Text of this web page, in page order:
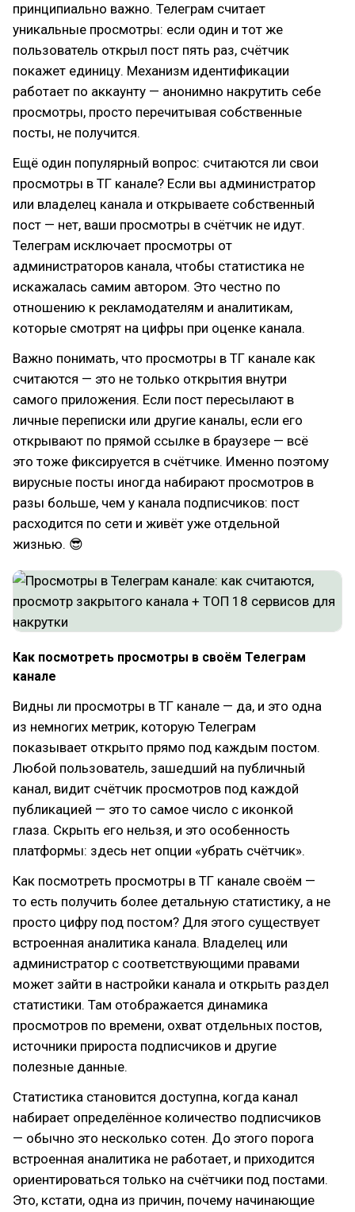
принципиально важно. Телеграм считает
уникальные просмотры: если один и тот же
пользователь открыл пост пять раз, счётчик
покажет единицу. Механизм идентификации
работает по аккаунту — анонимно накрутить себе
просмотры, просто перечитывая собственные
посты, не получится.
Ещё один популярный вопрос: считаются ли свои
просмотры в ТГ канале? Если вы администратор
или владелец канала и открываете собственный
пост — нет, ваши просмотры в счётчик не идут.
Телеграм исключает просмотры от
администраторов канала, чтобы статистика не
искажалась самим автором. Это честно по
отношению к рекламодателям и аналитикам,
которые смотрят на цифры при оценке канала.
Важно понимать, что просмотры в ТГ канале как
считаются — это не только открытия внутри
самого приложения. Если пост пересылают в
личные переписки или другие каналы, если его
открывают по прямой ссылке в браузере — всё
это тоже фиксируется в счётчике. Именно поэтому
вирусные посты иногда набирают просмотров в
разы больше, чем у канала подписчиков: пост
расходится по сети и живёт уже отдельной
жизнью. 😎
Как посмотреть просмотры в своём Телеграм
канале
Видны ли просмотры в ТГ канале — да, и это одна
из немногих метрик, которую Телеграм
показывает открыто прямо под каждым постом.
Любой пользователь, зашедший на публичный
канал, видит счётчик просмотров под каждой
публикацией — это то самое число с иконкой
глаза. Скрыть его нельзя, и это особенность
платформы: здесь нет опции «убрать счётчик».
Как посмотреть просмотры в ТГ канале своём —
то есть получить более детальную статистику, а не
просто цифру под постом? Для этого существует
встроенная аналитика канала. Владелец или
администратор с соответствующими правами
может зайти в настройки канала и открыть раздел
статистики. Там отображается динамика
просмотров по времени, охват отдельных постов,
источники прироста подписчиков и другие
полезные данные.
Статистика становится доступна, когда канал
набирает определённое количество подписчиков
— обычно это несколько сотен. До этого порога
встроенная аналитика не работает, и приходится
ориентироваться только на счётчики под постами.
Это, кстати, одна из причин, почему начинающие